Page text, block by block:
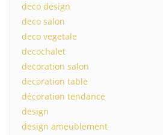
deco design
deco salon
deco vegetale
decochalet
decoration salon
decoration table
décoration tendance
design
design ameublement